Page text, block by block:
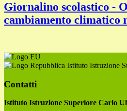
Giornalino scolastico -
cambiamento climatico
Istituto Istruzione
Contatti
Istituto Istruzione Superiore Carlo